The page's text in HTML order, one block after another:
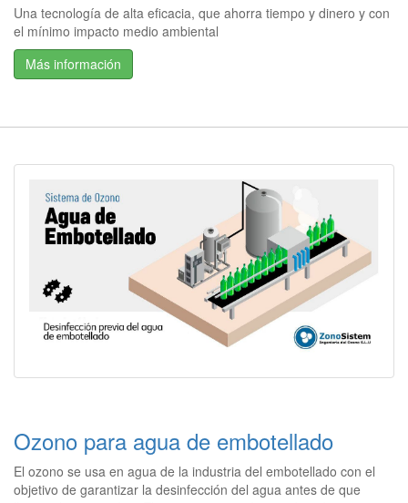
Una tecnología de alta eficacia, que ahorra tiempo y dinero y con
el mínimo impacto medio ambiental
Más información
Ozono para agua de embotellado
El ozono se usa en agua de la industria del embotellado con el
objetivo de garantizar la desinfección del agua antes de que